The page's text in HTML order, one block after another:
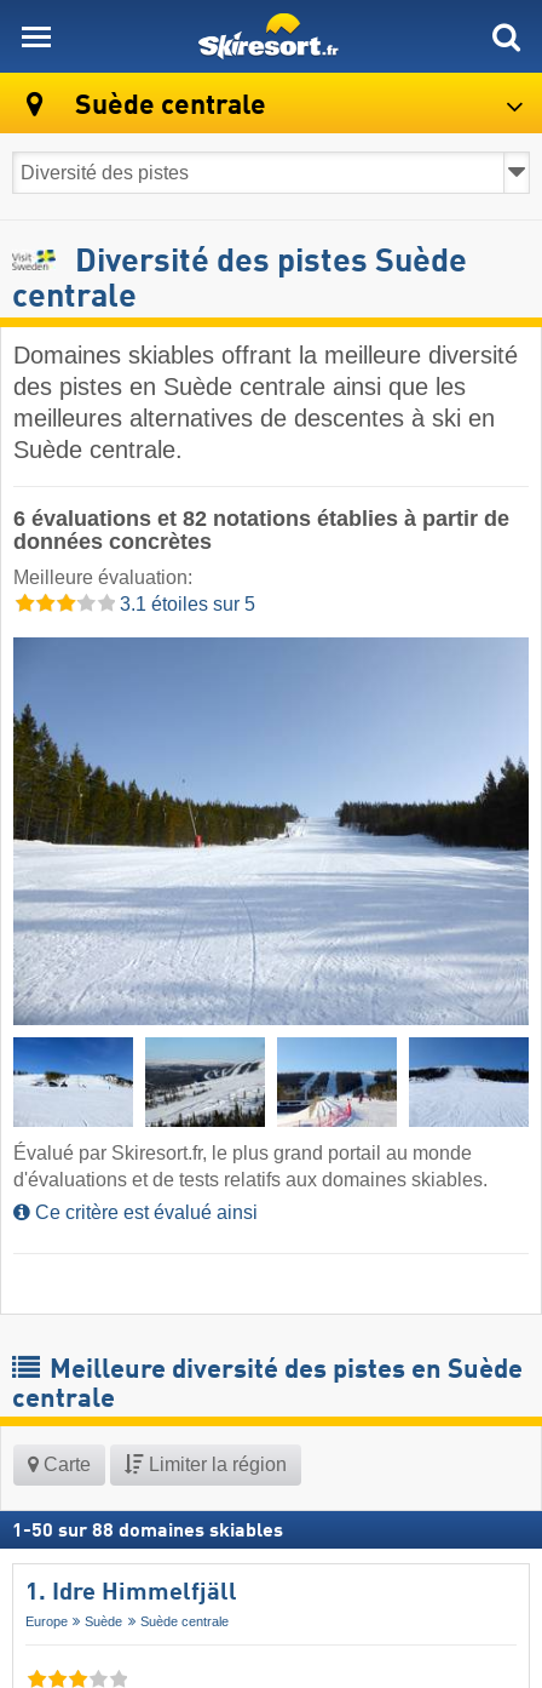
Suède centrale
Diversité des pistes Suède
centrale
Domaines skiables offrant la meilleure diversité
des pistes en Suède centrale ainsi que les
meilleures alternatives de descentes à ski en
Suède centrale.
6 évaluations et 82 notations établies à partir de
données concrètes
Meilleure évaluation:
3.1 étoiles sur 5
Évalué par Skiresort.fr, le plus grand portail au monde
d'évaluations et de tests relatifs aux domaines skiables.
Ce critère est évalué ainsi
Meilleure diversité des pistes en Suède
centrale
Carte Limiter la région
1 -50 sur 88 domaines skiables
1. Idre Himmelfjäll
Europe Suède Suède centrale